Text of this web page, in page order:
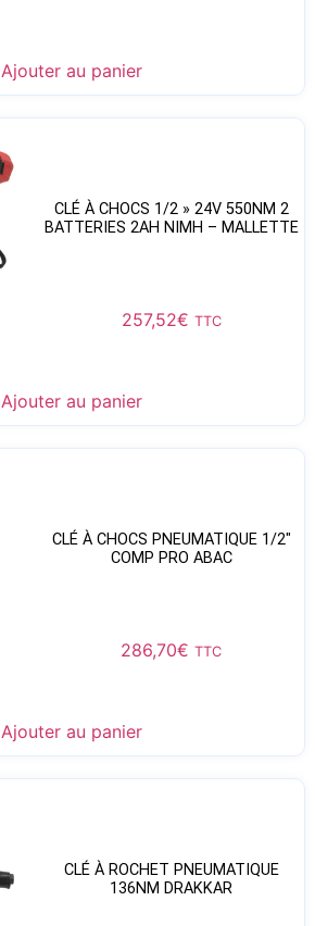
Ajouter au panier
CLÉ À CHOCS 1/2 » 24V 550NM 2
BATTERIES 2AH NIMH – MALLETTE
257,52€ TTC
Ajouter au panier
CLÉ À CHOCS PNEUMATIQUE 1/2″
COMP PRO ABAC
286,70€ TTC
Ajouter au panier
CLÉ À ROCHET PNEUMATIQUE
136NM DRAKKAR